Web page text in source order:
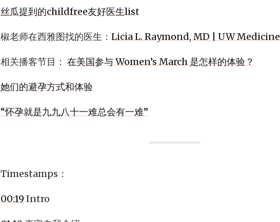
丝瓜提到的childfree友好医生list
椒老师在西雅图找的医生： Licia L. Raymond, MD | UW Medicine
相关播客节目： 在美国参与 Women’s March 是怎样的体验？
她们的避孕方式和体验
“怀孕就是九九八十一难总会有一难”
Timestamps：
00:19 Intro